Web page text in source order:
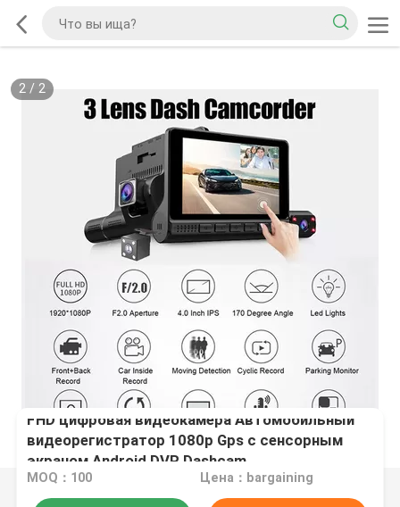
2/ 2
FHD цифровая видеокамера Автомобильный
видеорегистратор 1080p Gps с сенсорным
экраном Android DVR Dashcam
MOQ：100 Цена：bargaining